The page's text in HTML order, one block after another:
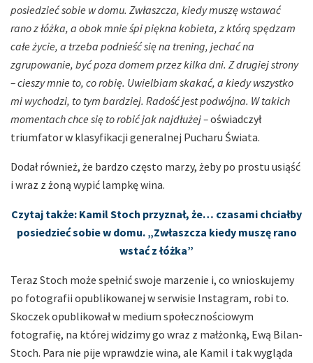
posiedzieć sobie w domu. Zwłaszcza, kiedy muszę wstawać
rano z łóżka, a obok mnie śpi piękna kobieta, z którą spędzam
całe życie, a trzeba podnieść się na trening, jechać na
zgrupowanie, być poza domem przez kilka dni. Z drugiej strony
– cieszy mnie to, co robię. Uwielbiam skakać, a kiedy wszystko
mi wychodzi, to tym bardziej. Radość jest podwójna. W takich
momentach chce się to robić jak najdłużej –oświadczył
triumfator w klasyfikacji generalnej Pucharu Świata.
Dodał również, że bardzo często marzy, żeby po prostu usiąść
i wraz z żoną wypić lampkę wina.
Czytaj także: Kamil Stoch przyznał, że… czasami chciałby
posiedzieć sobie w domu. „Zwłaszcza kiedy muszę rano
wstać z łóżka”
Teraz Stoch może spełnić swoje marzenie i, co wnioskujemy
po fotografii opublikowanej w serwisie Instagram, robi to.
Skoczek opublikował w medium społecznościowym
fotografię, na której widzimy go wraz z małżonką, Ewą Bilan-
Stoch. Para nie pije wprawdzie wina, ale Kamil i tak wygląda